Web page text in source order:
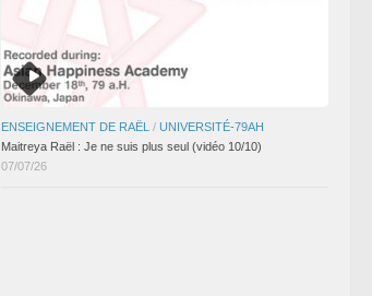
ENSEIGNEMENT DE RAËL / UNIVERSITÉ-79AH
Maitreya Raël : Je ne suis plus seul (vidéo 10/10)
07/07/26